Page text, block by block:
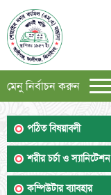
মেনু নির্বাচন করুন
পঠিত বিষয়াবলী
শরীর চর্চা ও স্যানিটেশন
কম্পিউটার ব্যাবহার